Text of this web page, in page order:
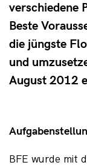
verschiedene
Beste
die jüngste
und
August 2012
BFE wurde mit